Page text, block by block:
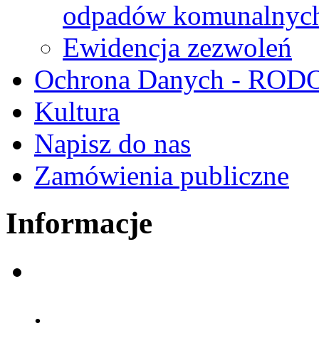
odpadów
Ewidencja zezwoleń
Ochrona Danych -
Kultura
Napisz do nas
Zamówienia publiczne
Informacje
.